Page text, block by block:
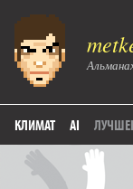
КЛИМАТ AI